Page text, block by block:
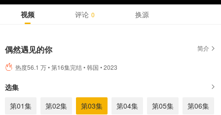
视频 评论 0 换源
偶然遇见的你 简介
热度56.1 万 • 第16集完结 • 韩国 • 2023
选集
第01集
第02集 第03集 第04集 第05集 第06集